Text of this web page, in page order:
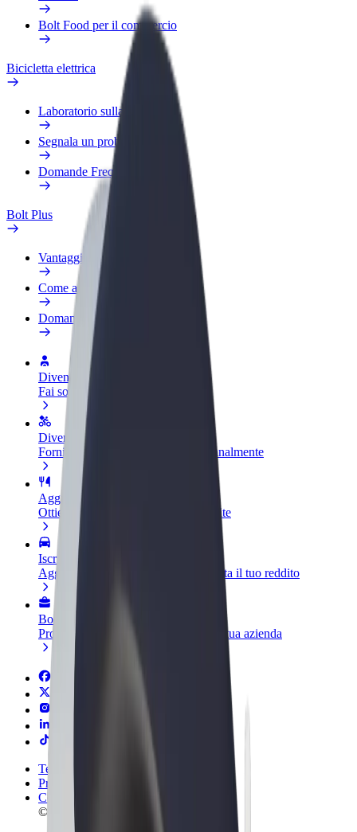
Bolt Food per il commercio
Bicicletta elettrica
Laboratorio sulla Sicurezza
Segnala un problema
Domande Frequenti
Bolt Plus
Vantaggi
Come aderire
Domande Frequenti
Diventa un driver
Fai soldi alle tue condizioni
Diventa un autista Bolt
Fornisci cibo e ricevi pagato settimanalmente
Aggiungi il tuo ristorante o negozio
Ottieni più clienti e aumenta le vendite
Iscriviti come proprietario della flotta
Aggiungi la tua flotta a Bolt e aumenta il tuo reddito
Bolt per le aziende
Prodotti e servizi Bolt scalabili per la tua azienda
Termini e condizioni
Privacy
Cookies
© 2026 Bolt Technology OÜ